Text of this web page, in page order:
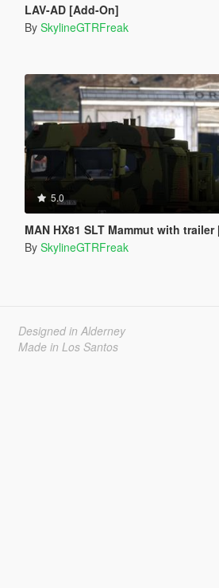
LAV-AD [Add-On]
By SkylineGTRFreak
5.0
MAN HX81 SLT Mammut with
By SkylineGTRFreak
Designed in Alderney
Made in Los Santos